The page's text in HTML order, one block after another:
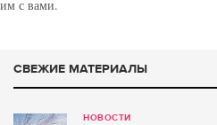
им с вами.
СВЕЖИЕ МАТЕРИАЛЫ
НОВОСТИ